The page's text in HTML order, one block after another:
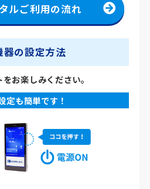
ルご利用の流れ
の設定方法
お楽しみください。
定も簡単です！